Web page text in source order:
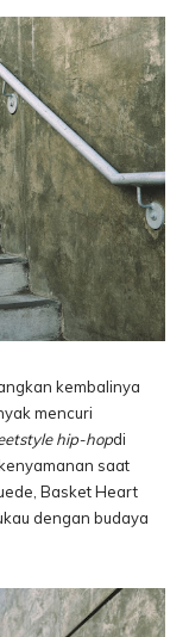
kembalinya
mencuri
hip-hopdi
saat
Basket Heart
dengan budaya